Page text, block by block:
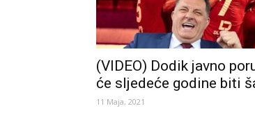
(VIDEO) Dodik javno
će sljedeće godine biti
11 Maja, 2021